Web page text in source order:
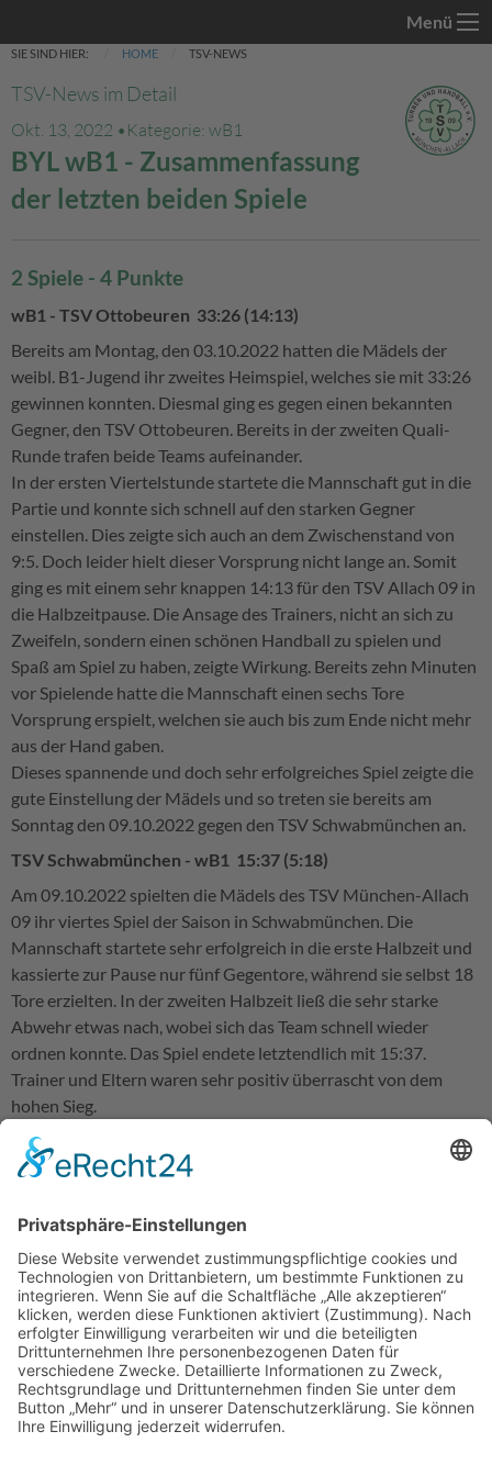
Menü
SIE SIND HIER: HOME TSV-NEWS
TSV-News im Detail
Okt. 13, 2022 • Kategorie: wB1
BYL wB1 - Zusammenfassung
der letzten beiden Spiele
2 Spiele - 4 Punkte
wB1 - TSV Ottobeuren 33:26 (14:13)
Bereits am Montag, den 03.10.2022 hatten die Mädels der
weibl. B1-Jugend ihr zweites Heimspiel, welches sie mit 33:26
gewinnen konnten. Diesmal ging es gegen einen bekannten
Gegner, den TSV Ottobeuren. Bereits in der zweiten Quali-
Runde trafen beide Teams aufeinander.
In der ersten Viertelstunde startete die Mannschaft gut in die
Partie und konnte sich schnell auf den starken Gegner
einstellen. Dies zeigte sich auch an dem Zwischenstand von
9:5. Doch leider hielt dieser Vorsprung nicht lange an. Somit
ging es mit einem sehr knappen 14:13 für den TSV Allach 09 in
die Halbzeitpause. Die Ansage des Trainers, nicht an sich zu
Zweifeln, sondern einen schönen Handball zu spielen und
Spaß am Spiel zu haben, zeigte Wirkung. Bereits zehn Minuten
vor Spielende hatte die Mannschaft einen sechs Tore
Vorsprung erspielt, welchen sie auch bis zum Ende nicht mehr
aus der Hand gaben.
Dieses spannende und doch sehr erfolgreiches Spiel zeigte die
gute Einstellung der Mädels und so treten sie bereits am
Sonntag den 09.10.2022 gegen den TSV Schwabmünchen an.
TSV Schwabmünchen - wB1 15:37 (5:18)
Am 09.10.2022 spielten die Mädels des TSV München-Allach
09 ihr viertes Spiel der Saison in Schwabmünchen. Die
Mannschaft startete sehr erfolgreich in die erste Halbzeit und
kassierte zur Pause nur fünf Gegentore, während sie selbst 18
Tore erzielten. In der zweiten Halbzeit ließ die sehr starke
Abwehr etwas nach, wobei sich das Team schnell wieder
ordnen konnte. Das Spiel endete letztendlich mit 15:37.
Trainer und Eltern waren sehr positiv überrascht von dem
hohen Sieg.
Nächste Woche Sonntag spielt die Mannschaft zu Hause
gegen den SV Laim.